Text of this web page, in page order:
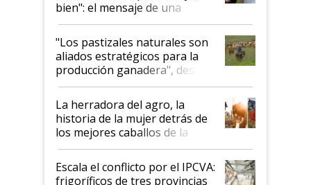
bien": el mensaje de una
ganadera uruguaya sobre las
oportunidades que se abren
para el agro en Argentina, con
foco en la carne
"Los pastizales naturales son
aliados estratégicos para la
producción ganadera", destaca
la iniciativa que ya reúne a 46
establecimientos en Argentina
La herradora del agro, la
historia de la mujer detrás de
los mejores caballos de la
Argentina y los mitos que
todavía hacen sufrir a estos
animales: "Mientras me
Escala el conflicto por el IPCVA:
frigoríficos de tres provincias